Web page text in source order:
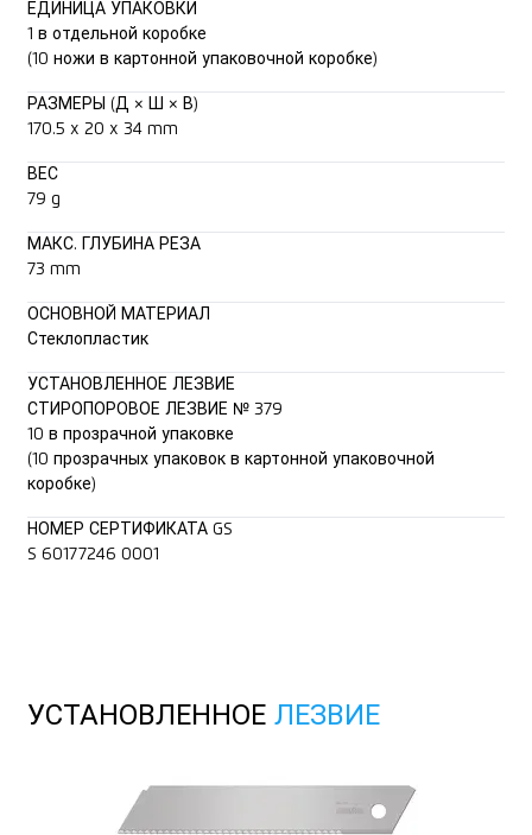
ЕДИНИЦА УПАКОВКИ
1 в отдельной коробке
(10 ножи в картонной упаковочной коробке)
РАЗМЕРЫ (Д × Ш × В)
170.5 x 20 x 34 mm
ВЕС
79 g
МАКС. ГЛУБИНА РЕЗА
73 mm
ОСНОВНОЙ МАТЕРИАЛ
Стеклопластик
УСТАНОВЛЕННОЕ ЛЕЗВИЕ
СТИРОПОРОВОЕ ЛЕЗВИЕ № 379
10 в прозрачной упаковке
(10 прозрачных упаковок в картонной упаковочной
коробке)
НОМЕР СЕРТИФИКАТА GS
S 60177246 0001
УСТАНОВЛЕННОЕ ЛЕЗВИЕ